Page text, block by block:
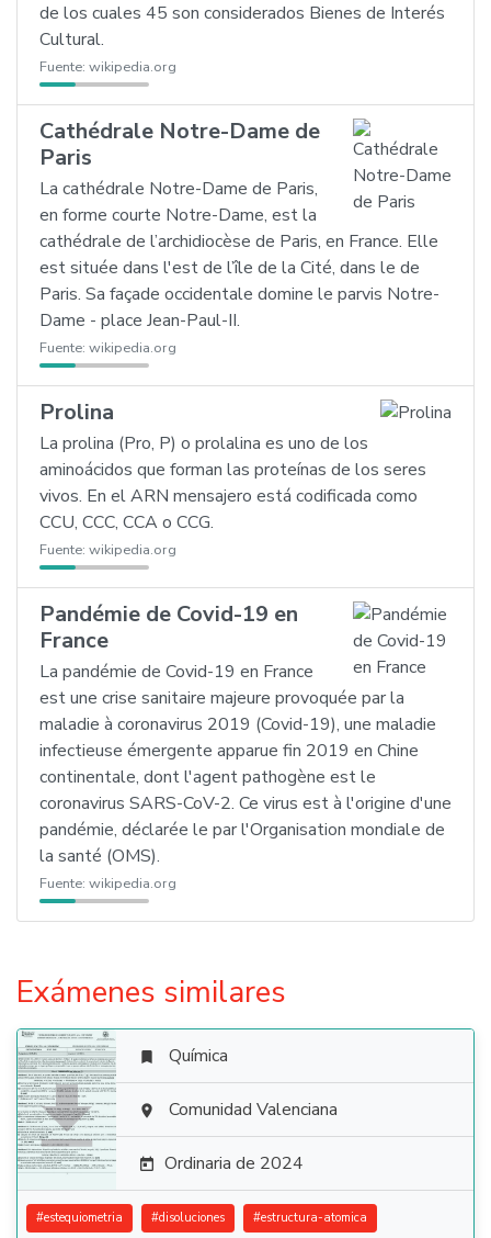
de los cuales 45 son considerados Bienes de Interés
Cultural.
Fuente: wikipedia.org
Cathédrale Notre-Dame de
Paris
La cathédrale Notre-Dame de Paris,
en forme courte Notre-Dame, est la
cathédrale de l’archidiocèse de Paris, en France. Elle
est située dans l'est de l’île de la Cité, dans le de
Paris. Sa façade occidentale domine le parvis Notre-
Dame - place Jean-Paul-II.
Fuente: wikipedia.org
Prolina
La prolina (Pro, P) o prolalina es uno de los
aminoácidos que forman las proteínas de los seres
vivos. En el ARN mensajero está codificada como
CCU, CCC, CCA o CCG.
Fuente: wikipedia.org
Pandémie de Covid-19 en
France
La pandémie de Covid-19 en France
est une crise sanitaire majeure provoquée par la
maladie à coronavirus 2019 (Covid-19), une maladie
infectieuse émergente apparue fin 2019 en Chine
continentale, dont l'agent pathogène est le
coronavirus SARS-CoV-2. Ce virus est à l'origine d'une
pandémie, déclarée le par l'Organisation mondiale de
la santé (OMS).
Fuente: wikipedia.org
Exámenes similares

 Química
 Comunidad Valenciana
 Ordinaria de 2024
#estequiometria #disoluciones #estructura-atomica